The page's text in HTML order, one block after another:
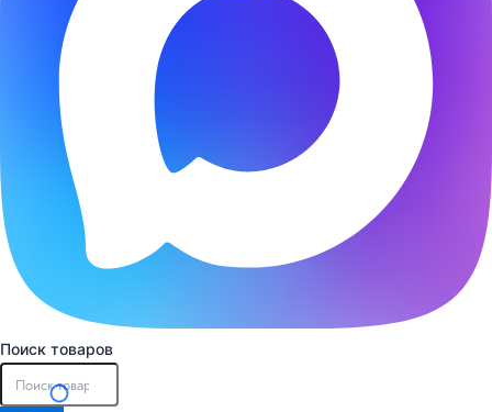
Поиск товаров